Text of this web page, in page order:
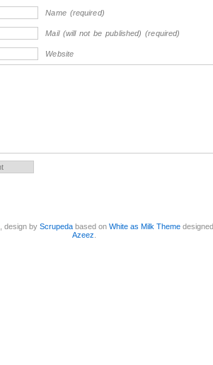
Name (required)
Mail (will not be published) (required)
Website
, design byScrupeda based onWhite as Milk Theme
Azeez.